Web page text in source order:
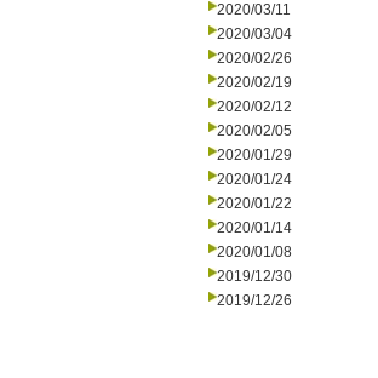
2020/03/11
2020/03/04
2020/02/26
2020/02/19
2020/02/12
2020/02/05
2020/01/29
2020/01/24
2020/01/22
2020/01/14
2020/01/08
2019/12/30
2019/12/26